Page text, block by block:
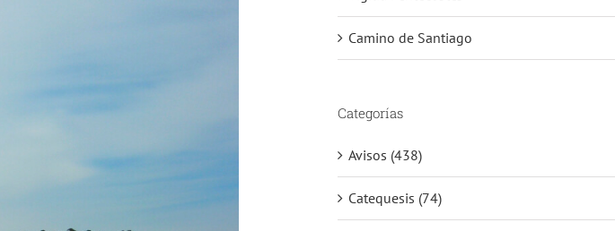
Camino de Santiago
Categorías
Avisos (438)
Catequesis (74)